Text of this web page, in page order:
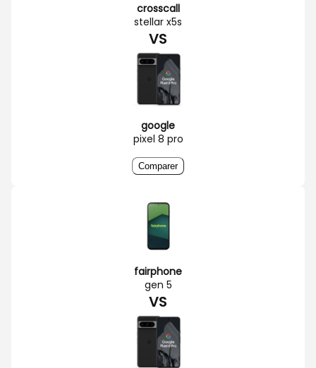
crosscall
stellar x5s
VS
google
pixel 8 pro
Comparer
fairphone
gen 5
VS